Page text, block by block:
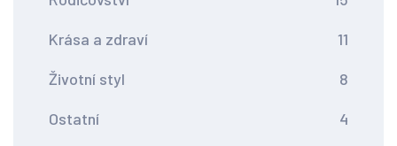
Krása a zdraví 11
Životní styl 8
Ostatní 4